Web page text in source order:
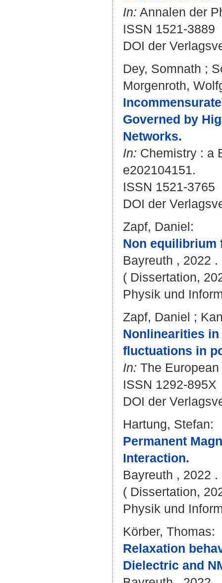
In: Annalen der
ISSN 1521-3889
DOI der
Dey, Somnath ;
Morgenroth,
Governed by
Networks.
In: Chemistry : a
e202104151.
ISSN 1521-3765
DOI der
Zapf, Daniel:
Non equilibrium
Bayreuth , 2022 .
( Dissertation,
Physik und
Zapf, Daniel ;
Nonlinearities
fluctuations in
In: The
ISSN 1292-895X
DOI der
Hartung, Stefan:
Permanent
Interaction.
Bayreuth , 2022
( Dissertation,
Physik und
Körber, Thomas:
Relaxation
Dielectric and